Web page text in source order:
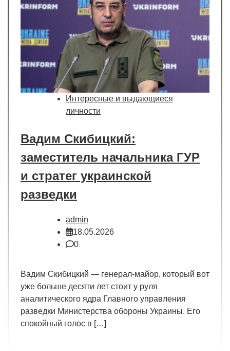
Интересные и выдающиеся
личности
Вадим Скибицкий:
заместитель начальника ГУР
и стратег украинской
разведки
admin
18.05.2026
0
Вадим Скибицкий — генерал-майор, который вот
уже больше десяти лет стоит у руля
аналитического ядра Главного управления
разведки Министерства обороны Украины. Его
спокойный голос в […]